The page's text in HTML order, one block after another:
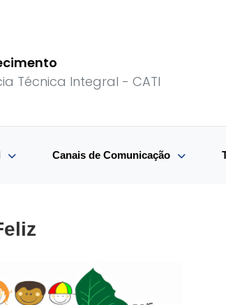
Técnica Integral - CATI
Canais de Comunicação